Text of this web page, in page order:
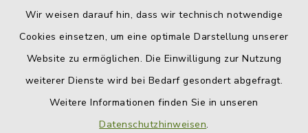
Wir weisen darauf hin, dass wir technisch notwendige
Cookies einsetzen, um eine optimale Darstellung unserer
Website zu ermöglichen. Die Einwilligung zur Nutzung
weiterer Dienste wird bei Bedarf gesondert abgefragt.
Weitere Informationen finden Sie in unseren
Datenschutzhinweisen.
Barrierefreiheit